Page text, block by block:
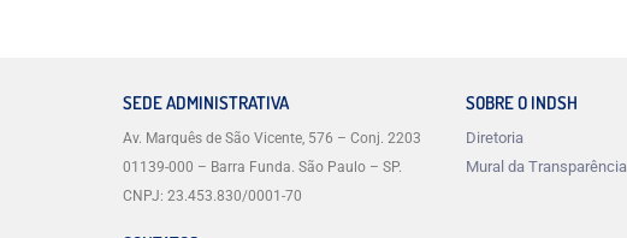
SEDE ADMINISTRATIVA
Av. Marquês de São Vicente, 576 – Conj. 2203
01139-000 – Barra Funda. São Paulo – SP.
CNPJ: 23.453.830/0001-70
SOBRE O INDSH
Diretoria
Mural da Transparência